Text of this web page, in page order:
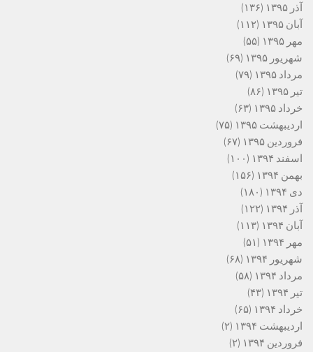
آذر ۱۳۹۵
(۱۳۶)
آبان ۱۳۹۵
(۱۱۲)
مهر ۱۳۹۵
(۵۵)
شهریور ۱۳۹۵
(۶۹)
مرداد ۱۳۹۵
(۷۹)
تیر ۱۳۹۵
(۸۶)
خرداد ۱۳۹۵
(۶۳)
اردیبهشت ۱۳۹۵
(۷۵)
فروردین ۱۳۹۵
(۶۷)
اسفند ۱۳۹۴
(۱۰۰)
بهمن ۱۳۹۴
(۱۵۶)
دی ۱۳۹۴
(۱۸۰)
آذر ۱۳۹۴
(۱۲۲)
آبان ۱۳۹۴
(۱۱۳)
مهر ۱۳۹۴
(۵۱)
شهریور ۱۳۹۴
(۶۸)
مرداد ۱۳۹۴
(۵۸)
تیر ۱۳۹۴
(۴۳)
خرداد ۱۳۹۴
(۶۵)
اردیبهشت ۱۳۹۴
(۲)
فروردین ۱۳۹۴
(۲)